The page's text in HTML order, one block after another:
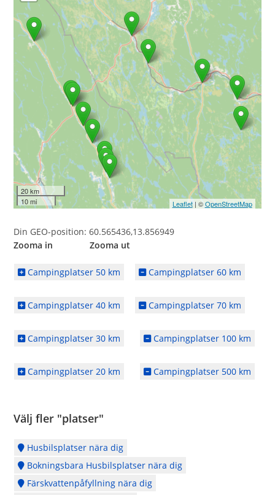
20 km
10 mi
Leaflet| ©OpenStreetMap
Din GEO-position: 60.565436,13.856949
Zooma in Zooma ut
Campingplatser 50 km Campingplatser 60 km
Campingplatser 40 km Campingplatser 70 km
Campingplatser 30 km Campingplatser 100 km
Campingplatser 20 km Campingplatser 500 km
Välj fler "platser"
Husbilsplatser nära dig
Bokningsbara Husbilsplatser nära dig
Färskvattenpåfyllning nära dig